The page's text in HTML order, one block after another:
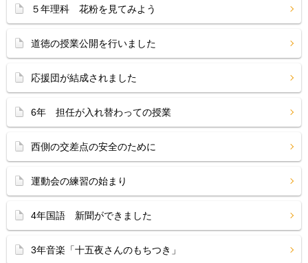
５年理科 花粉を見てみよう
道徳の授業公開を行いました
応援団が結成されました
6年 担任が入れ替わっての授業
西側の交差点の安全のために
運動会の練習の始まり
4年国語 新聞ができました
3年音楽「十五夜さんのもちつき」